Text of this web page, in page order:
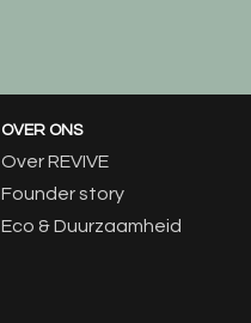
OVER ONS
Over REVIVE
Founder story
Eco & Duurzaamheid